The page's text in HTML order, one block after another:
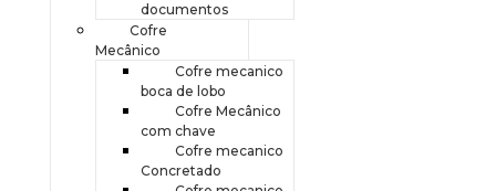
documentos
Cofre
Mecânico
Cofre mecanico
boca de lobo
Cofre Mecânico
com chave
Cofre mecanico
Concretado